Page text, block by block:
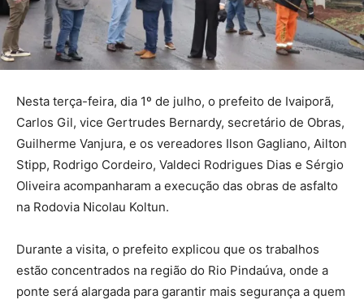
Nesta terça-feira, dia 1º de julho, o prefeito de Ivaiporã,
Carlos Gil, vice Gertrudes Bernardy, secretário de Obras,
Guilherme Vanjura, e os vereadores Ilson Gagliano, Ailton
Stipp, Rodrigo Cordeiro, Valdeci Rodrigues Dias e Sérgio
Oliveira acompanharam a execução das obras de asfalto
na Rodovia Nicolau Koltun.
Durante a visita, o prefeito explicou que os trabalhos
estão concentrados na região do Rio Pindaúva, onde a
ponte será alargada para garantir mais segurança a quem